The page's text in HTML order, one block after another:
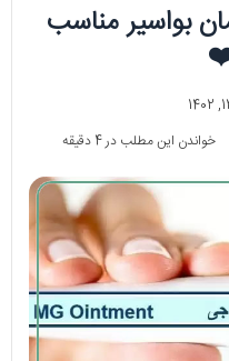
بواسیر مناسب
خواندن این مطلب در 4 دقیقه